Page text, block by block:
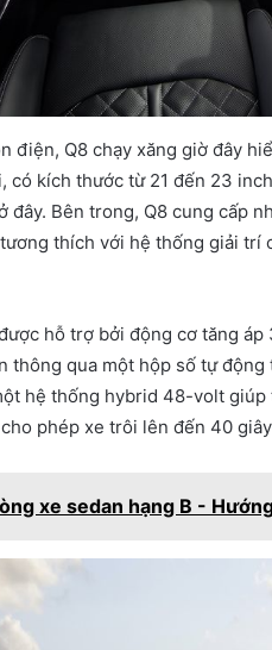
điện, Q8 chạy xăng giờ đây
có kích thước từ 21 đến 23
đây. Bên trong, Q8 cung cấp
thích với hệ thống giải trí
hỗ trợ bởi động cơ tăng
thông qua một hộp số tự
hệ thống hybrid 48-volt
phép xe trôi lên đến 40
xe sedan hạng B -